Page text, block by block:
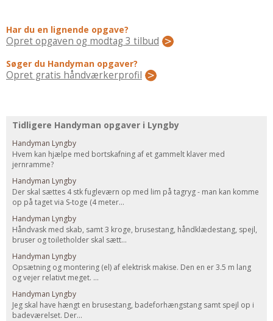
Om Materialer
Tips Og Tests
VVS
Montage Og Udskiftning
Andet
MALER
Indendørs
Udendørs
Kan Det Males?
MURER
Nybygning
Reparationer
Om Materialer
Om Værktøj
GLARMESTER
Har du en lignende opgave?
Opret opgaven og modtag 3 tilbud
Søger du Handyman opgaver?
Opret gratis håndværkerprofil
Tidligere Handyman opgaver i Lyngby
Handyman Lyngby
Hvem kan hjælpe med bortskafning af et gammelt klaver med
jernramme?
Handyman Lyngby
Der skal sættes 4 stk fugleværn op med lim på tagryg - man kan komme
op på taget via S-toge (4 meter...
Handyman Lyngby
Håndvask med skab, samt 3 kroge, brusestang, håndklædestang, spejl,
bruser og toiletholder skal sætt...
Handyman Lyngby
Opsætning og montering (el) af elektrisk makise. Den en er 3.5 m lang
og vejer relativt meget. ...
Handyman Lyngby
Jeg skal have hængt en brusestang, badeforhængstang samt spejl op i
badeværelset. Der...